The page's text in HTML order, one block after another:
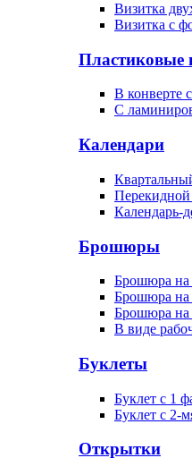
Визитка
Визитка с
Пластиковые
В конверте
С
Календари
Календарь-
Брошюры
Брошюра на
Брошюра
Брошюра
В виде
Буклеты
Буклет с 1
Буклет с 2-
Открытки